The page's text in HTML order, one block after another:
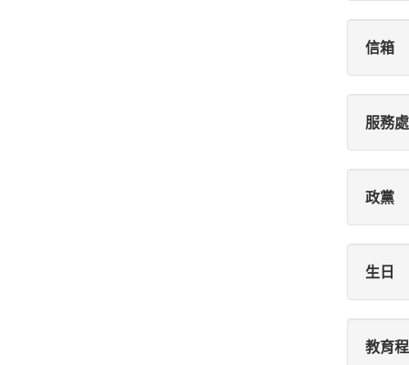
信箱
服務處
政黨
生日
教育